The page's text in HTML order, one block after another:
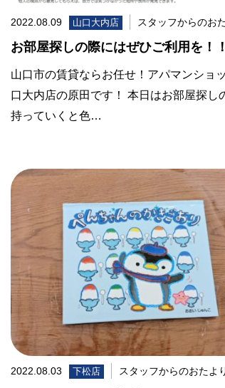
2022.08.09 山口大内店 スタッフからのお
お部屋探しの際にはぜひご利用を！！
山口市の賃貸ならお任せ！アパマンショ
口大内店の原田です！ 本日はお部屋探し
持っていくと色…
2022.08.03 下松店 スタッフからのおたよ